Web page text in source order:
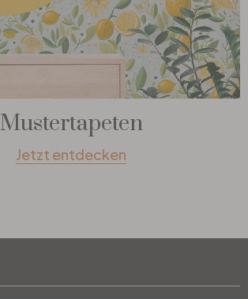
Mustertapeten
Jetzt entdecken